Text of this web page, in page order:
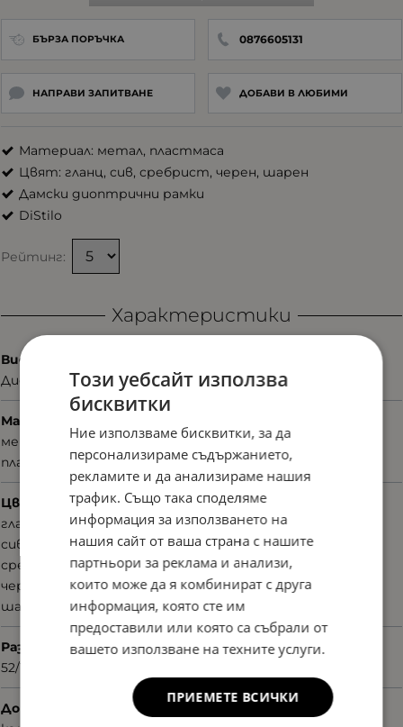
БЪРЗА ПОРЪЧКА 0876605131
НАПРАВИ ЗАПИТВАНЕ ДОБАВИ В ЛЮБИМИ
Материал: метал, пластмаса
Цвят: гланц, сив, сребрист, черен, шарен
Дамски диоптрични рамки
DiStilo
Рейтинг:
Характеристики
Вид
Диоптрични
Материал
метал
пластмаса
Цвят
гланц
сив
сребрист
черен
шарен
Размер
52/18/140
Допълнителни аксесоари
Този уебсайт използва
бисквитки
Ние използваме бисквитки, за да
персонализираме съдържанието,
рекламите и да анализираме нашия
трафик. Също така споделяме
информация за използването на
нашия сайт от ваша страна с нашите
партньори за реклама и анализи,
които може да я комбинират с друга
информация, която сте им
предоставили или която са събрали от
вашето използване на техните услуги.
ПРИЕМЕТЕ ВСИЧКИ